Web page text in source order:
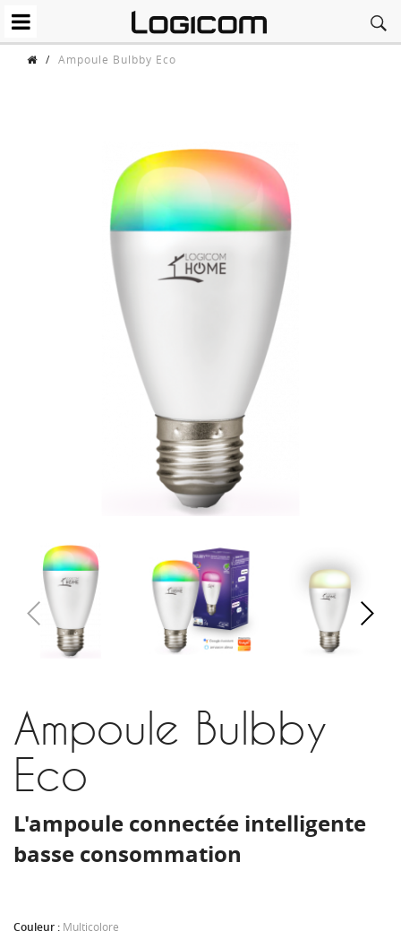
/ Ampoule Bulbby Eco
Ampoule Bulbby
Eco
L'ampoule connectée intelligente
basse consommation
Couleur : Multicolore